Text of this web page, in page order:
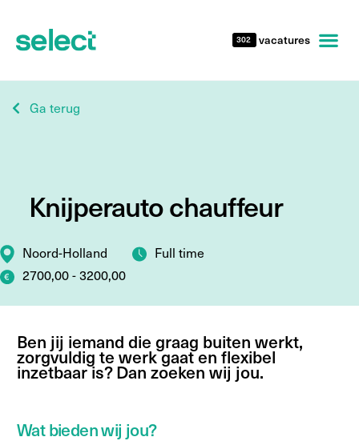
302 vacatures
Ga terug
Knijperauto chauffeur
Noord-Holland
Full time
2700,00 - 3200,00
Ben jij iemand die graag buiten werkt,
zorgvuldig te werk gaat en flexibel
inzetbaar is? Dan zoeken wij jou.
Wat bieden wij jou?